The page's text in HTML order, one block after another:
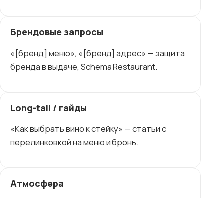
Брендовые запросы
«[бренд] меню», «[бренд] адрес» — защита
бренда в выдаче, Schema Restaurant.
Long-tail / гайды
«Как выбрать вино к стейку» — статьи с
перелинковкой на меню и бронь.
Атмосфера